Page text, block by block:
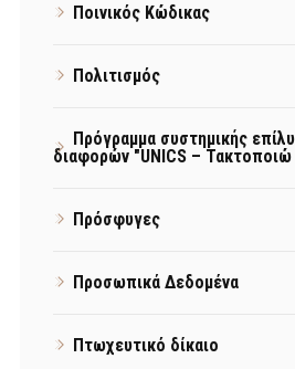
Ποινικός Κώδικας
Πολιτισμός
Πρόγραμμα συστημικής
διαφορών "UNICS – Τακτοποιώ
Πρόσφυγες
Προσωπικά Δεδομένα
Πτωχευτικό δίκαιο